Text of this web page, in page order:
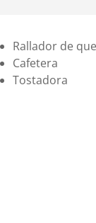
Rallador de
Cafetera
Tostadora